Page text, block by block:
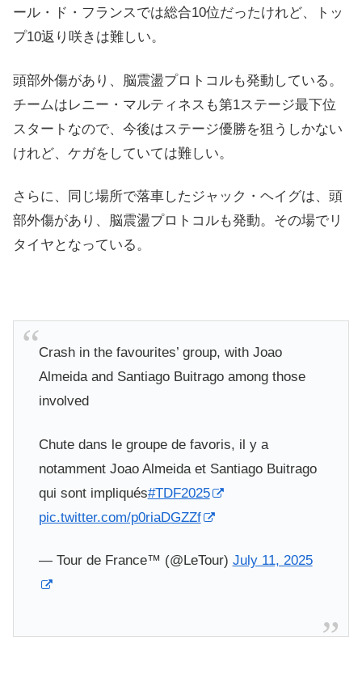
ール・ド・フランスでは総合10位だったけれど、トッ
プ10返り咲きは難しい。
頭部外傷があり、脳震盪プロトコルも発動している。
チームはレニー・マルティネスも第1ステージ最下位
スタートなので、今後はステージ優勝を狙うしかない
けれど、ケガをしていては難しい。
さらに、同じ場所で落車したジャック・ヘイグは、頭
部外傷があり、脳震盪プロトコルも発動。その場でリ
タイヤとなっている。
Crash in the favourites’ group, with Joao
Almeida and Santiago Buitrago among those
involved
Chute dans le groupe de favoris, il y a
notamment Joao Almeida et Santiago Buitrago
qui sont impliqués#TDF2025
pic.twitter.com/p0riaDGZZf
— Tour de France™ (@LeTour) July 11, 2025